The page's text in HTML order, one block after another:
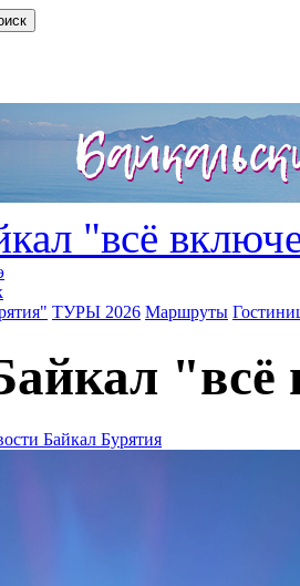
"всё
ТУРЫ 2026 Маршруты
"всё
Байкал Бурятия